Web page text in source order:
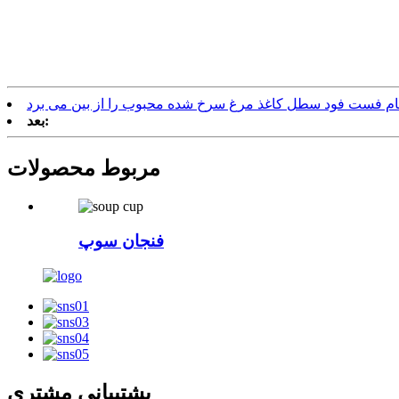
فست فود سطل کاغذ مرغ سرخ شده محبوب را از بین می برد
بعد:
مربوط محصولات
فنجان سوپ
پشتیبانی مشتری